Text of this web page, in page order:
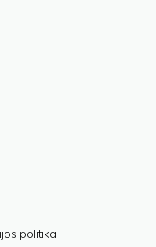
politika